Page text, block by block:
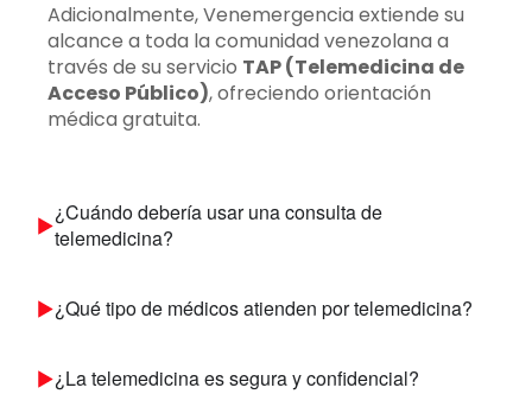
Adicionalmente, Venemergencia extiende su
alcance a toda la comunidad venezolana a
través de su servicio TAP (Telemedicina de
Acceso Público), ofreciendo orientación
médica gratuita.
¿Cuándo debería usar una consulta de
telemedicina?
¿Qué tipo de médicos atienden por telemedicina?
¿La telemedicina es segura y confidencial?